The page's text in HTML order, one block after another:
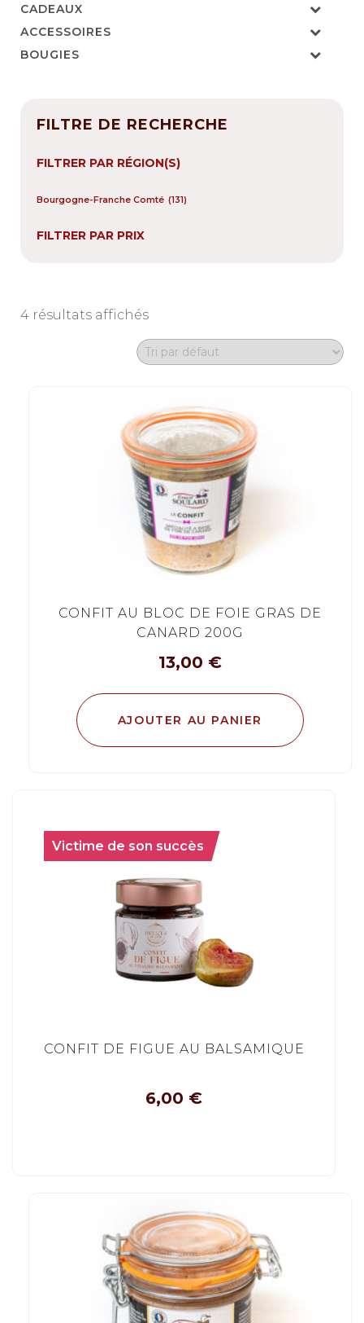
CADEAUX
ACCESSOIRES
BOUGIES
FILTRE DE RECHERCHE
FILTRER PAR RÉGION(S)
Bourgogne-Franche Comté (131)
FILTRER PAR PRIX
4 résultats affichés
CONFIT AU BLOC DE FOIE GRAS DE
CANARD 200G
13,00 €
AJOUTER AU PANIER
Victime de son succès
CONFIT DE FIGUE AU BALSAMIQUE
6,00 €